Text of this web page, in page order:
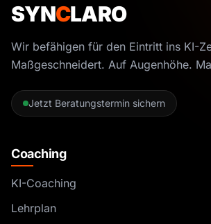
SYNCLARO
Wir befähigen für den Eintritt ins KI-
Maßgeschneidert. Auf Augenhöhe.
Jetzt Beratungstermin sichern
Coaching
KI-Coaching
Lehrplan